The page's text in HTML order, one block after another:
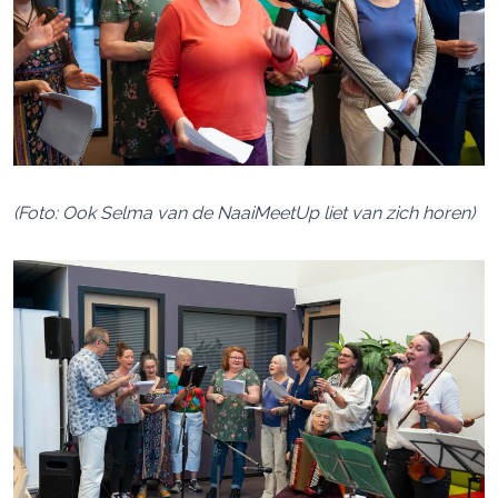
(Foto: Ook Selma van de NaaiMeetUp liet van zich horen)